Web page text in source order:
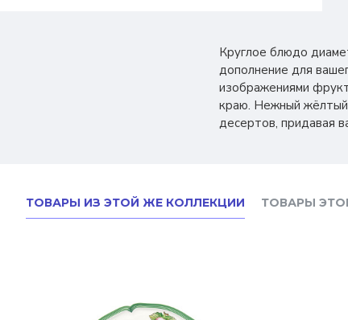
Круглое блюдо
дополнение для
изображениями
краю. Нежный жёлтый
десертов, придавая
ТОВАРЫ ИЗ ЭТОЙ ЖЕ КОЛЛЕКЦИИ ТОВАРЫ